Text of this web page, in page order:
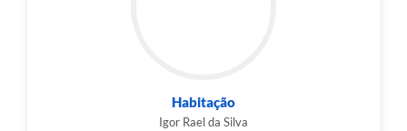
Habitação
Igor Rael da Silva